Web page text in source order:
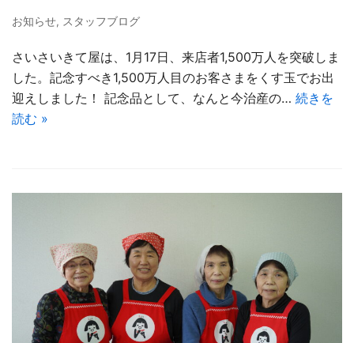
お知らせ, スタッフブログ
さいさいきて屋は、1月17日、来店者1,500万人を突破しま
した。記念すべき1,500万人目のお客さまをくす玉でお出
迎えしました！ 記念品として、なんと今治産の… 続きを
読む »